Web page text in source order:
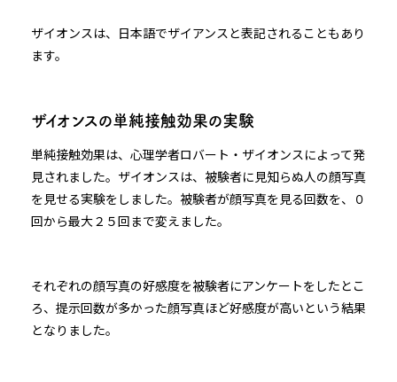
ザイオンスは、日本語でザイアンスと表記されることもあり
ます。
ザイオンスの単純接触効果の実験
単純接触効果は、心理学者ロバート・ザイオンスによって発
見されました。ザイオンスは、被験者に見知らぬ人の顔写真
を見せる実験をしました。被験者が顔写真を見る回数を、０
回から最大２５回まで変えました。
それぞれの顔写真の好感度を被験者にアンケートをしたとこ
ろ、提示回数が多かった顔写真ほど好感度が高いという結果
となりました。